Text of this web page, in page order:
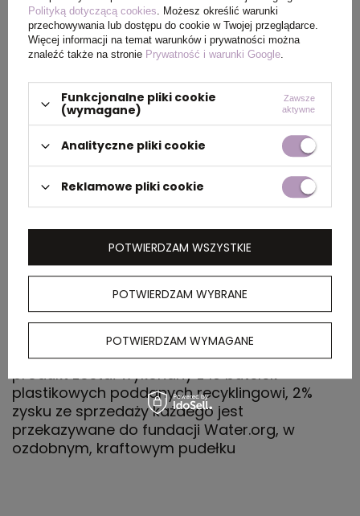
Wymiary
zewnętrznego
38 x 27,5 x 37 cm
OPIS
Teczka konferencyjna A4 z notatnikiem (20
kremowych kartek 80 g/m2 z papieru z
recyklingu w linie), zamykana na zamek
błyskawiczny, wewnątrz duża kieszeń, kieszeń
na telefon oraz 2 dodatkowe kieszenie, 4
miejsca na karty kredytowe i pętla na
akcesoria do pisania, tkanina zewnętrzna i
wewnętrzna z poliestru AWARE™ RPET, który
został wykonany z butelek PET pochodzących
z recyklingu z identyfikowalnym źródłem,
produkt został wykonany z 10 butelek
plastikowych poddanych recyklingowi, 2%
zysku ze sprzedaży każdego jest
przekazywane do fundacji Water.org, w
ozdobnym, kraftowym pudełku
Polityką dotyczącą cookies. Możesz określić warunki
przechowywania lub dostępu do cookie w Twojej przeglądarce.
Więcej informacji na temat warunków i prywatności można
znaleźć także na stronie Prywatność i warunki Google.
Funkcjonalne pliki cookie
(wymagane)
Zawsze
aktywne
Analityczne pliki cookie
Reklamowe pliki cookie
POTWIERDZAM WYBRANE
POTWIERDZAM WYMAGANE
POTWIERDZAM WSZYSTKIE